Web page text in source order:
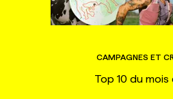
CAMPAGNES ET
Top 10 du mois